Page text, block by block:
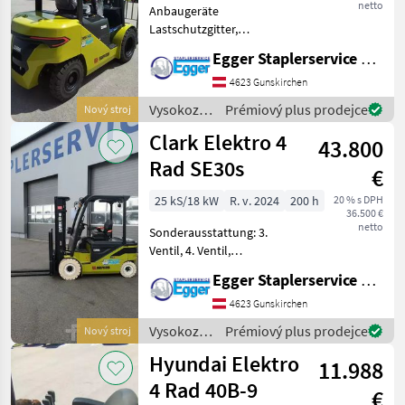
Nový stroj
netto
Anbaugeräte
Lastschutzgitter,
verschlaucht bis
Gabelträger
Sonderausstattung 3.
Ventil, 4. Ventil,
Arbeitsscheinwerfer hinten,
Arbeits
Egger Staplerservice GmbH &Co KG
4623 Gunskirchen
Vysokozdvižné
vozíky a
skladová
technika /
Clark
Prémiový plus prodejce
Nový stroj
Clark Elektro 4
Rad SE30s
43.800
€
20 % s DPH
36.500 €
netto
25 kS/18 kW R. v. 2024
200 h
Sonderausstattung: 3.
Ventil, 4. Ventil,
Arbeitsscheinwerfer vorn,
Lastschutzgitter,
Magnetventil, Vollfreihub,
CE Zertifikat, Einpedal,
Egger Staplerservice GmbH &Co KG
4623 Gunskirchen
Vysokozdvižné
vozíky a
skladová
technika /
Prémiový plus prodejce
Hyundai Elektro
4 Rad 40B-9
11.988